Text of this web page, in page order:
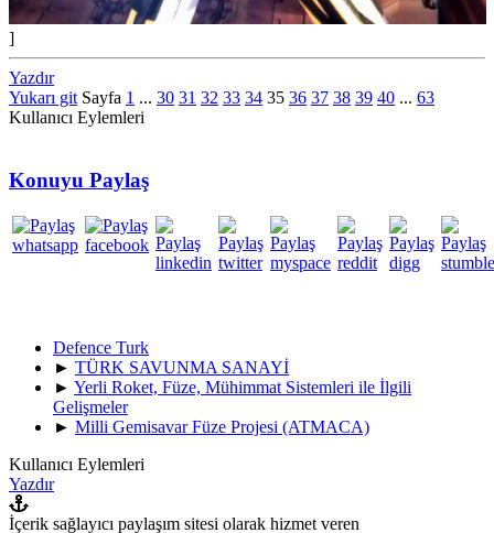
]
Yazdır
Yukarı git Sayfa 1 ... 30 31 32 33 34 35 36 37 38 39 40 ... 63
Kullanıcı Eylemleri
Konuyu Paylaş
Defence Turk
► TÜRK SAVUNMA SANAYİ
► Yerli Roket, Füze, Mühimmat Sistemleri ile İlgili
Gelişmeler
► Milli Gemisavar Füze Projesi (ATMACA)
Kullanıcı Eylemleri
Yazdır
İçerik sağlayıcı paylaşım sitesi olarak hizmet veren